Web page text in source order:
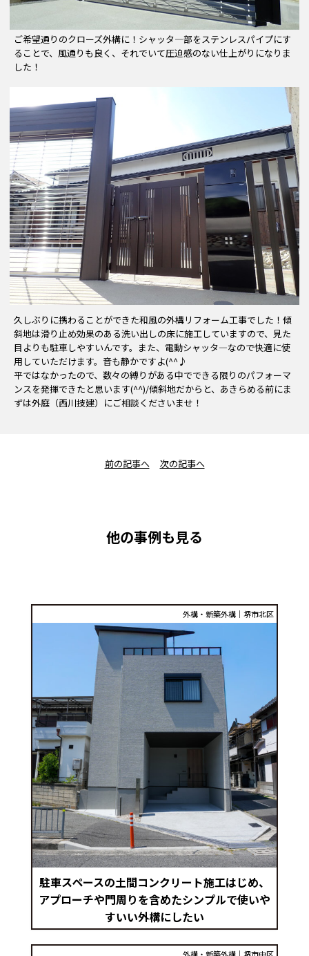
ご希望通りのクローズ外構に！シャッタ―部をステンレスパイプにす
ることで、風通りも良く、それでいて圧迫感のない仕上がりになりま
した！
久しぶりに携わることができた和風の外構リフォーム工事でした！傾
斜地は滑り止め効果のある洗い出しの床に施工していますので、見た
目よりも駐車しやすいんです。また、電動シャッタ―なので快適に使
用していただけます。音も静かですよ(^^♪
平ではなかったので、数々の縛りがある中でできる限りのパフォーマ
ンスを発揮できたと思います(^^)/傾斜地だからと、あきらめる前にま
ずは外庭（西川技建）にご相談くださいませ！
前の記事へ 次の記事へ
他の事例も見る
外構・新築外構｜堺市北区
駐車スペースの土間コンクリート施工はじめ、
アプローチや門周りを含めたシンプルで使いや
すいい外構にしたい